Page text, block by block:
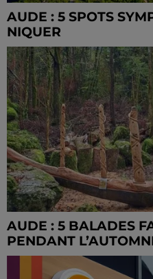
AUDE : 5 SPOTS
NIQUER
AUDE : 5 BALADES
PENDANT